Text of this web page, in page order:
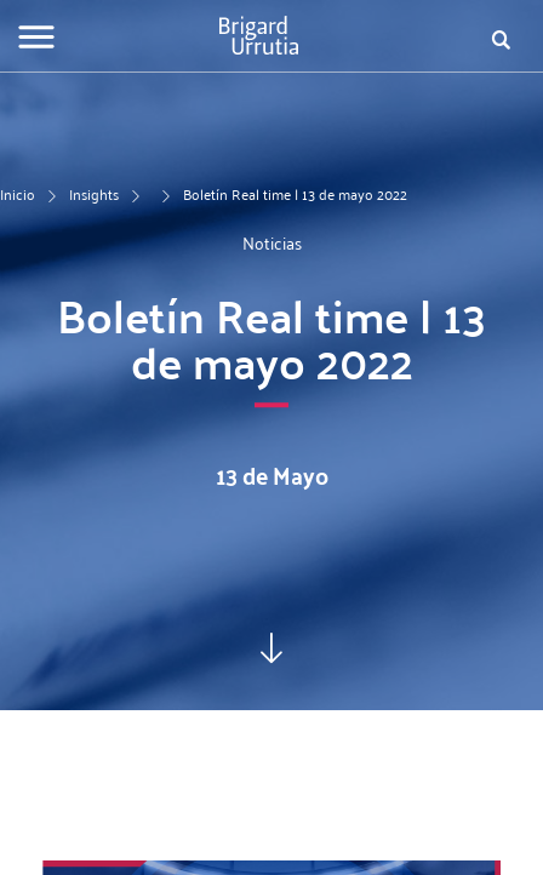
de
Inicio Insights Boletín Real time | 13 de mayo 2022
Noticias
Boletín Real time | 13
de mayo 2022
13 de Mayo